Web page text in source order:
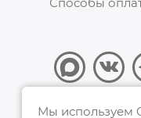
Мы используем